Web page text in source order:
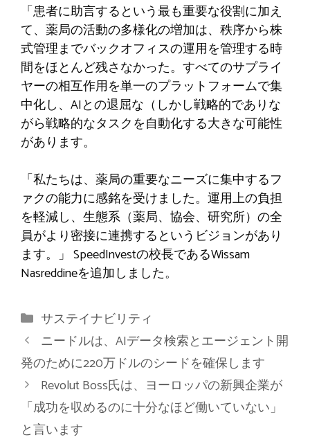
「患者に助言するという最も重要な役割に加え
て、薬局の活動の多様化の増加は、秩序から株
式管理までバックオフィスの運用を管理する時
間をほとんど残さなかった。すべてのサプライ
ヤーの相互作用を単一のプラットフォームで集
中化し、AIとの退屈な（しかし戦略的でありな
がら戦略的なタスクを自動化する大きな可能性
があります。
「私たちは、薬局の重要なニーズに集中するフ
ァクの能力に感銘を受けました。運用上の負担
を軽減し、生態系（薬局、協会、研究所）の全
員がより密接に連携するというビジョンがあり
ます。」 SpeedInvestの校長であるWissam
Nasreddineを追加しました。
カ
テ
ゴ
リ
ー
サステイナビリティ
ニードルは、AIデータ検索とエージェント開
発のために220万ドルのシードを確保します
Revolut Boss氏は、ヨーロッパの新興企業が
「成功を収めるのに十分なほど働いていない」
と言います